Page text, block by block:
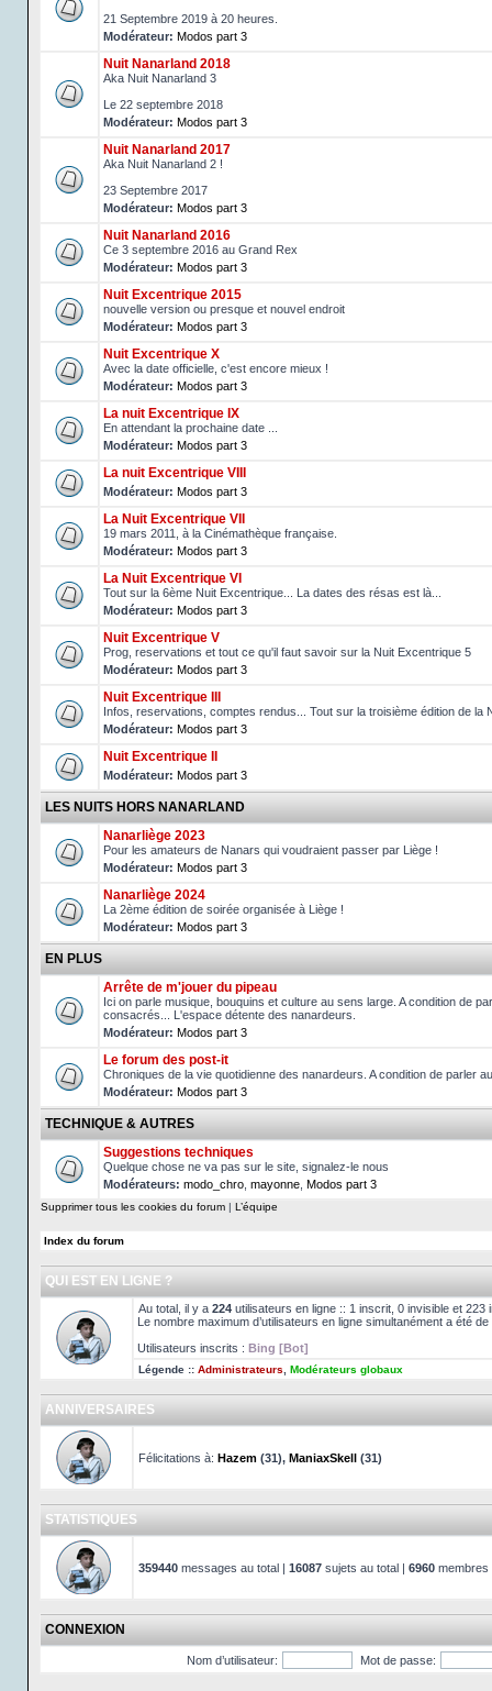
21 Septembre 2019 à 20 heures.
Modérateur: Modos part 3
Nuit Nanarland 2018
Aka Nuit Nanarland 3
Le 22 septembre 2018
Modérateur: Modos part 3
Nuit Nanarland 2017
Aka Nuit Nanarland 2 !
23 Septembre 2017
Modérateur: Modos part 3
Nuit Nanarland 2016
Ce 3 septembre 2016 au Grand Rex
Modérateur: Modos part 3
Nuit Excentrique 2015
nouvelle version ou presque et nouvel endroit
Modérateur: Modos part 3
Nuit Excentrique X
Avec la date officielle, c'est encore mieux !
Modérateur: Modos part 3
La nuit Excentrique IX
En attendant la prochaine date ...
Modérateur: Modos part 3
La nuit Excentrique VIII
Modérateur: Modos part 3
La Nuit Excentrique VII
19 mars 2011, à la Cinémathèque française.
Modérateur: Modos part 3
La Nuit Excentrique VI
Tout sur la 6ème Nuit Excentrique... La dates des résas est là...
Modérateur: Modos part 3
Nuit Excentrique V
Prog, reservations et tout ce qu'il faut savoir sur la Nuit Excentrique 5
Modérateur: Modos part 3
Nuit Excentrique III
Infos, reservations, comptes rendus... Tout sur la troisième édition de la
Modérateur: Modos part 3
Nuit Excentrique II
Modérateur: Modos part 3
LES NUITS HORS NANARLAND
Nanarliège 2023
Pour les amateurs de Nanars qui voudraient passer par Liège !
Modérateur: Modos part 3
Nanarliège 2024
La 2ème édition de soirée organisée à Liège !
Modérateur: Modos part 3
EN PLUS
Arrête de m'jouer du pipeau
Ici on parle musique, bouquins et culture au sens large. A condition de
consacrés... L'espace détente des nanardeurs.
Modérateur: Modos part 3
Le forum des post-it
Chroniques de la vie quotidienne des nanardeurs. A condition de parler
Modérateur: Modos part 3
TECHNIQUE & AUTRES
Suggestions techniques
Quelque chose ne va pas sur le site, signalez-le nous
Modérateurs: modo_chro mayonne Modos part 3
Supprimer tous les cookies du forum | L’équipe
Index du forum
QUI EST EN LIGNE ?
Au total, il y a 224 utilisateurs en ligne :: 1 inscrit, 0 invisible et
Le nombre maximum d’utilisateurs en ligne simultanément a été de
Utilisateurs inscrits : Bing [Bot]
Légende :: Administrateurs Modérateurs globaux
ANNIVERSAIRES
Félicitations à: Hazem (31), ManiaxSkell (31)
STATISTIQUES
359440 messages au total | 16087 sujets au total | 6960 membres
CONNEXION
Nom d’utilisateur: Mot de passe: